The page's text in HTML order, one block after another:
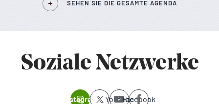
SEHEN SIE DIE GESAMTE AGENDA
Soziale Netzwerke
Instagram YoutubeFacebook